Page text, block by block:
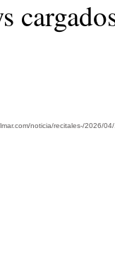
noticia/recitales-/2026/